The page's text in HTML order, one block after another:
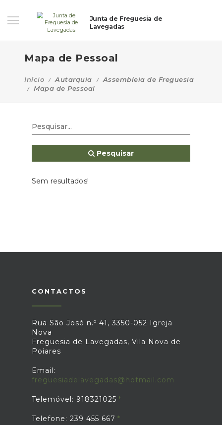
Junta de Freguesia de
Lavegadas
Mapa de Pessoal
Início Autarquia
Assembleia de Freguesia
Mapa de Pessoal
Pesquisar
Sem resultados!
CONTACTOS
Rua São José n.º 41, 3350-052 Igreja
Nova
Freguesia de Lavegadas, Vila Nova de
Poiares
Email:
freguesiadelavegadas@hotmail.com
Telemóvel: 918321025
Telefone: 239 455 667